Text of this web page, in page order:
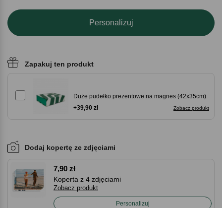
Personalizuj
Zapakuj ten produkt
Duże pudełko prezentowe na magnes (42x35cm)
Zobacz produkt
+39,90 zł
Dodaj kopertę ze zdjęciami
7,90 zł
Koperta z 4 zdjęciami
Zobacz produkt
Personalizuj